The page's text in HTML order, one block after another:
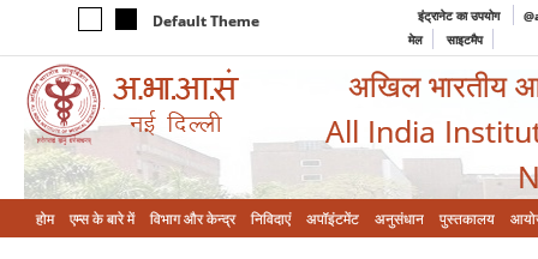
Default Theme इंट्रानेट का उपयोग
मेल
साइटमैप
अखिल भारतीय
All India
होम एम्‍स के बारे में विभाग और केन्‍द्र निविदाएं अपॉइंटमेंट अनुसंधान पुस्तकालय